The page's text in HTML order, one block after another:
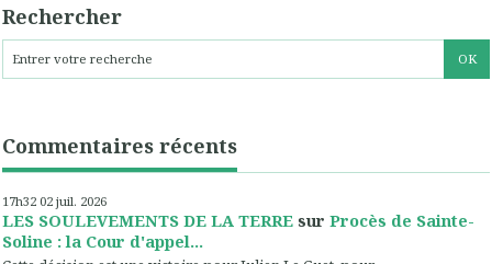
Rechercher
Commentaires récents
17h32 02 juil. 2026
LES SOULEVEMENTS DE LA TERRE sur Procès de Sainte-
Soline : la Cour d'appel...